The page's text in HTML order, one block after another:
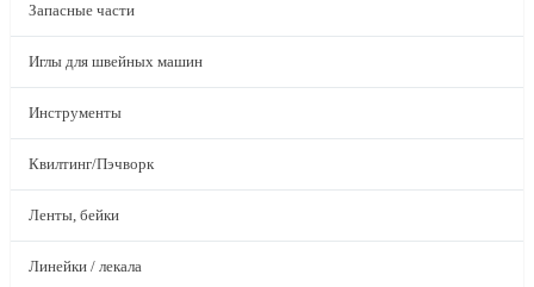
Запасные части
Иглы для швейных машин
Инструменты
Квилтинг/Пэчворк
Ленты, бейки
Линейки / лекала